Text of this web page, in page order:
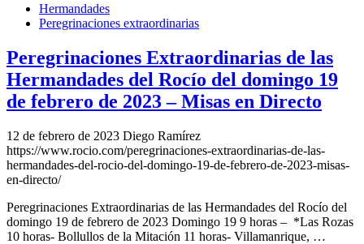
Hermandades
Peregrinaciones extraordinarias
Peregrinaciones Extraordinarias de las
Hermandades del Rocío del domingo 19
de febrero de 2023 – Misas en Directo
12 de febrero de 2023 Diego Ramírez
https://www.rocio.com/peregrinaciones-extraordinarias-de-las-
hermandades-del-rocio-del-domingo-19-de-febrero-de-2023-misas-
en-directo/
Peregrinaciones Extraordinarias de las Hermandades del Rocío del
domingo 19 de febrero de 2023 Domingo 19 9 horas – *Las Rozas
10 horas- Bollullos de la Mitación 11 horas- Villamanrique, …